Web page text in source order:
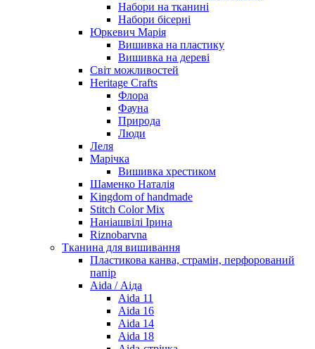
Набори на тканині
Набори бісерні
Юркевич Марія
Вишивка на пластику
Вишивка на дереві
Світ можливостей
Heritage Crafts
Флора
Фауна
Природа
Люди
Леля
Марічка
Вишивка хрестиком
Шаменко Наталія
Kingdom of handmade
Stitch Color Mix
Наніашвілі Ірина
Riznobarvna
Тканина для вишивання
Пластикова канва, страмін, перфорований
папір
Aida / Аіда
Aida 11
Aida 16
Aida 14
Aida 18